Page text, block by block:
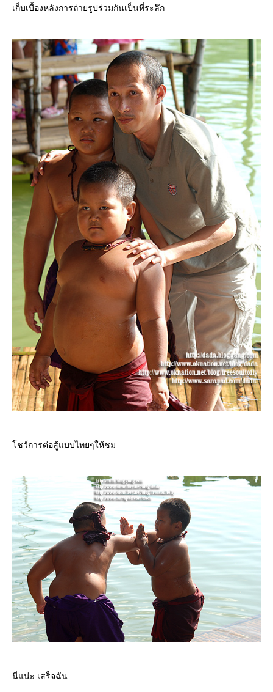
เก็บเบื้องหลังการถ่ายรูปร่วมกันเป็นที่ระลึก
ชว์การต่อสู้แบบไทยๆให้ชม
นี่แน่ะ เสร็จฉัน